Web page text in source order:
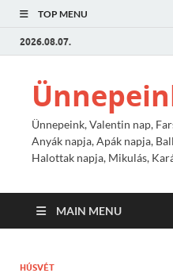
TOP MENU
2026.08.07.
Ünnepeink, Valentin nap,
Anyák napja, Apák napja,
Halottak napja, Mikulás,
MAIN MENU
HÚSVÉT